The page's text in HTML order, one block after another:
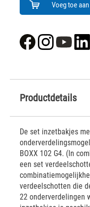
Voeg toe
Productdetails
De set inzetbakjes
BOXX 102 G4. (In
een set
verdeelschotten die
22 onderverdelingen